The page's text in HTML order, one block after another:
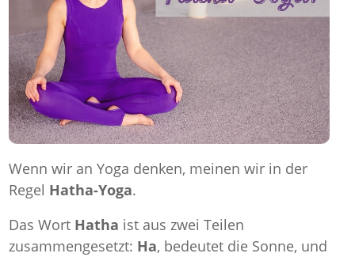
Wenn wir an Yoga denken, meinen wir in der
Regel Hatha-Yoga.
Das Wort Hatha ist aus zwei Teilen
zusammengesetzt: Ha, bedeutet die Sonne, und